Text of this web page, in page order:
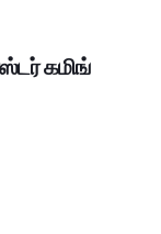
கமிங்